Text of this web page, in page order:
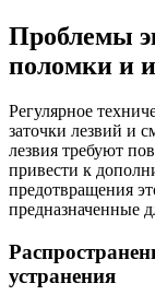
Проблемы
поломки и
Регулярное
заточки лезвий и
лезвия требуют
привести к
предотвращения
предназначенные
устранения